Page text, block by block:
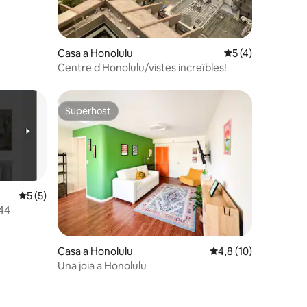
Casa a Honolulu 5 de puntuació
5 (4)
Centre d'Honolulu/vistes increïbles!
5 de puntuació mitjana d'un total de 5; 5 avaluacions
5 (5)
Superhost
Superhost
Casa a Honolulu 4,8 de puntuació
4,8 (10)
Una joia a Honolulu